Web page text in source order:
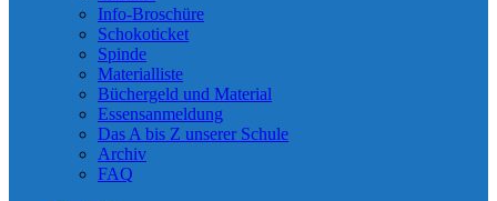
Info-Broschüre
Schokoticket
Spinde
Materialliste
Büchergeld und Material
Essensanmeldung
Das A bis Z unserer Schule
Archiv
FAQ